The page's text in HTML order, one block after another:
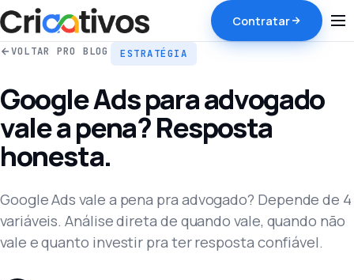
Contratar
VOLTAR PRO BLOG ESTRATÉGIA
Google Ads para advogado
vale a pena? Resposta
honesta.
Google Ads vale a pena pra advogado? Depende de 4
variáveis. Análise direta de quando vale, quando não
vale e quanto investir pra ter resposta confiável.